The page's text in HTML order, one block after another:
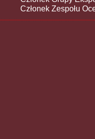
Członek Zespołu